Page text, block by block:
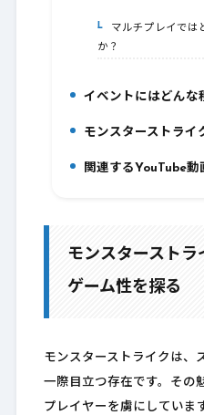
8-1. マルチプレイでは
か？
イベントにはどんな
10.モンスターストライ
11.関連するYouTube動
モンスターストラ
ゲーム性を探る
モンスターストライクは、
一際目立つ存在です。その
プレイヤーを虜にしていま